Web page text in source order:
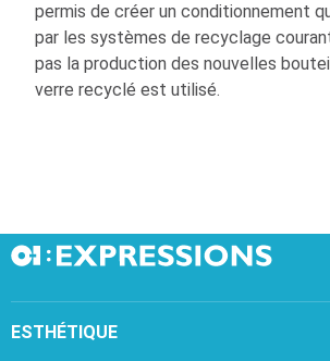
permis de créer un conditionnement
par les systèmes de recyclage
pas la production des nouvelles
verre recyclé est utilisé.
ESTHÉTIQUE